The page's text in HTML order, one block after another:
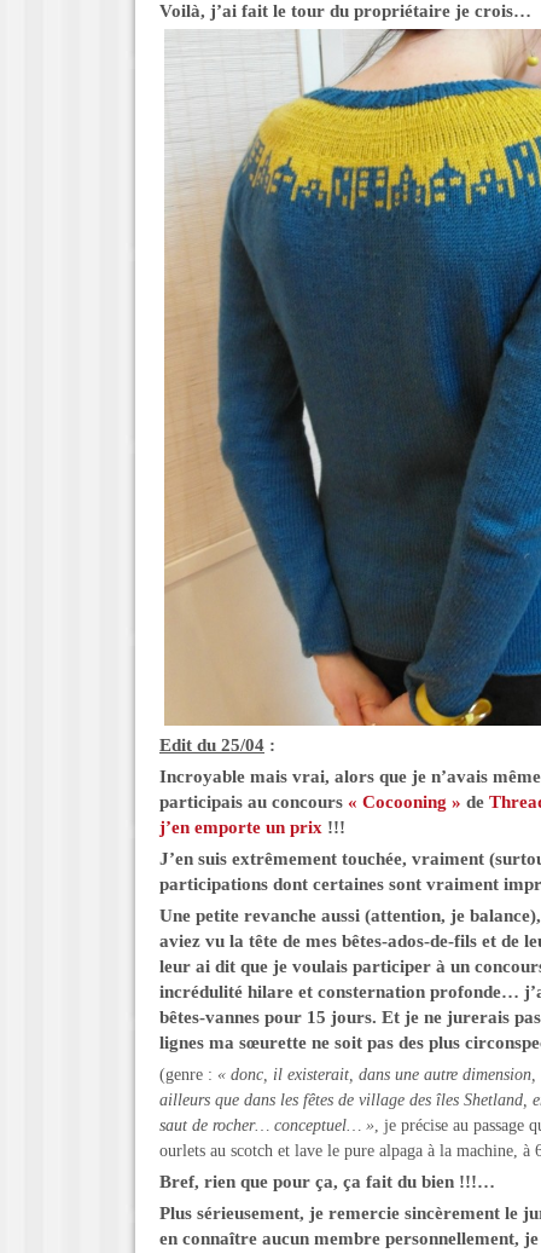
Voilà, j’ai fait le tour du propriétaire je crois…
Edit du 25/04 :
Incroyable mais vrai, alors que je n’avais
participais au concours « Cocooning » de
j’en emporte un prix !!!
J’en suis extrêmement touchée, vraiment
participations dont certaines sont vraiment
Une petite revanche aussi (attention, je
aviez vu la tête de mes bêtes-ados-de-fils et de
leur ai dit que je voulais participer à un
incrédulité hilare et consternation profonde…
bêtes-vannes pour 15 jours. Et je ne jurerais
lignes ma sœurette ne soit pas des plus
(genre : « donc, il existerait, dans une autre
ailleurs que dans les fêtes de village des îles Shetland,
saut de rocher… conceptuel… », je précise au passage
ourlets au scotch et lave le pure alpaga à la machine,
Bref, rien que pour ça, ça fait du bien !!!…
Plus sérieusement, je remercie sincèrement le
en connaître aucun membre personnellement, je